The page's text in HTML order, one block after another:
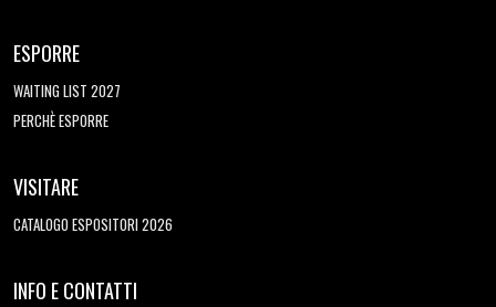
ESPORRE
WAITING LIST 2027
PERCHÈ ESPORRE
VISITARE
CATALOGO ESPOSITORI 2026
INFO E CONTATTI